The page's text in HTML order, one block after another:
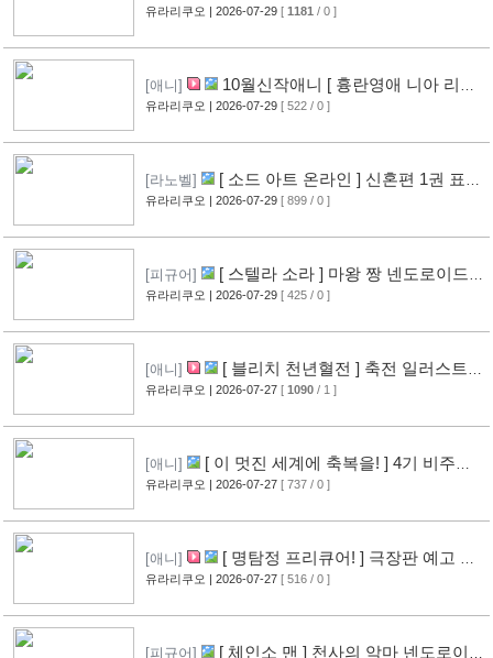
작 피규어 공개 [12]
유라리쿠오 | 2026-07-29 [ 1181 / 0 ]
[애니]
10월신작애니 [ 흉란영애 니아 리스
톤 ] PV 영상 공개
[13]
유라리쿠오 | 2026-07-29 [ 522 / 0 ]
[라노벨]
[ 소드 아트 온라인 ] 신혼편 1권 표지
공개 [16]
유라리쿠오 | 2026-07-29 [ 899 / 0 ]
[피규어]
[ 스텔라 소라 ] 마왕 짱 넨도로이드
공개 [10]
유라리쿠오 | 2026-07-29 [ 425 / 0 ]
[애니]
[ 블리치 천년혈전 ] 축전 일러스트 &
오프닝 영상 공개
[14]
유라리쿠오 | 2026-07-27 [ 1090 / 1 ]
[애니]
[ 이 멋진 세계에 축복을! ] 4기 비주얼
그림 공개
[14]
유라리쿠오 | 2026-07-27 [ 737 / 0 ]
[애니]
[ 명탐정 프리큐어! ] 극장판 예고 영
상 공개
[10]
유라리쿠오 | 2026-07-27 [ 516 / 0 ]
[피규어] [ 체인소 맨 ] 천사의 악마 넨도로이드